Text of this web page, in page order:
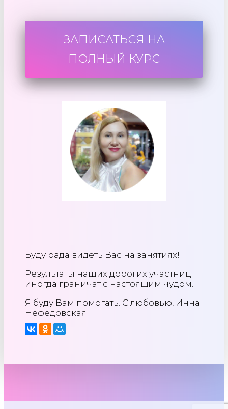
ЗАПИСАТЬСЯ НА
ПОЛНЫЙ КУРС
Буду рада видеть Вас на занятиях!
Результаты наших дорогих участниц
иногда граничат с настоящим чудом.
Я буду Вам помогать. С любовью, Инна
Нефедовская